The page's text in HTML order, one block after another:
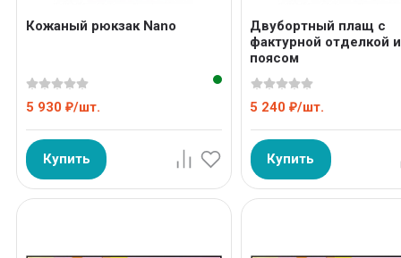
Кожаный рюкзак Nano
5 930 ₽/шт.
Купить
Двубортный плащ с
фактурной отделкой и
поясом
5 240 ₽/шт.
Купить